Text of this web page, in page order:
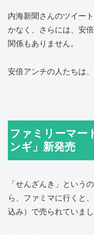
内海新聞さんのツイー
かなく、さらには、安
関係もありません。
安倍アンチの人たちは
ファミリーマー
ンギ」新発売
「せんざんき」という
ら、ファミマに行くと
込み）で売られていまし